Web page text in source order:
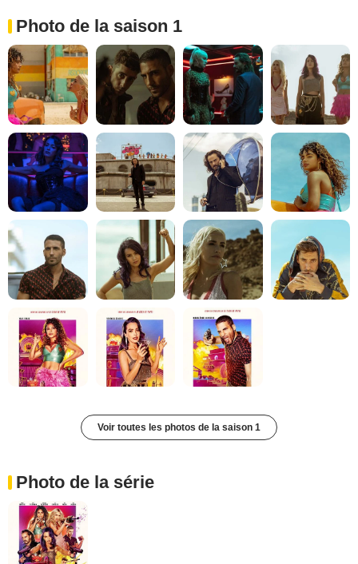
Photo de la saison 1
Voir toutes les photos de la saison 1
Photo de la série